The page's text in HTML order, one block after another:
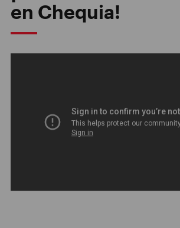
en Chequia!